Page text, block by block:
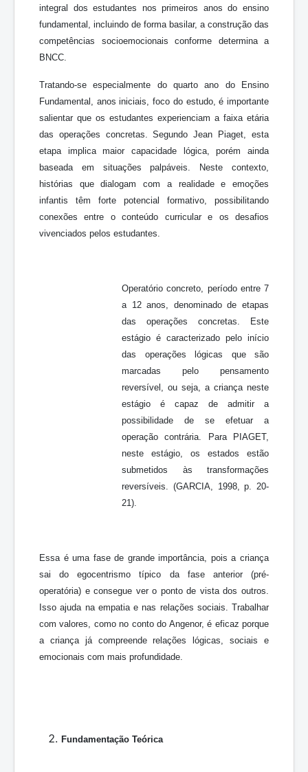
integral dos estudantes nos primeiros anos do ensino
fundamental, incluindo de forma basilar, a construção das
competências socioemocionais conforme determina a
BNCC.
Tratando-se especialmente do quarto ano do Ensino
Fundamental, anos iniciais, foco do estudo, é importante
salientar que os estudantes experienciam a faixa etária
das operações concretas. Segundo Jean Piaget, esta
etapa implica maior capacidade lógica, porém ainda
baseada em situações palpáveis. Neste contexto,
histórias que dialogam com a realidade e emoções
infantis têm forte potencial formativo, possibilitando
conexões entre o conteúdo curricular e os desafios
vivenciados pelos estudantes.
Operatório concreto, período entre 7
a 12 anos, denominado de etapas
das operações concretas. Este
estágio é caracterizado pelo início
das operações lógicas que são
marcadas pelo pensamento
reversível, ou seja, a criança neste
estágio é capaz de admitir a
possibilidade de se efetuar a
operação contrária. Para PIAGET,
neste estágio, os estados estão
submetidos às transformações
reversíveis. (GARCIA, 1998, p. 20-
21).
Essa é uma fase de grande importância, pois a criança
sai do egocentrismo típico da fase anterior (pré-
operatória) e consegue ver o ponto de vista dos outros.
Isso ajuda na empatia e nas relações sociais. Trabalhar
com valores, como no conto do Angenor, é eficaz porque
a criança já compreende relações lógicas, sociais e
emocionais com mais profundidade.
Fundamentação Teórica